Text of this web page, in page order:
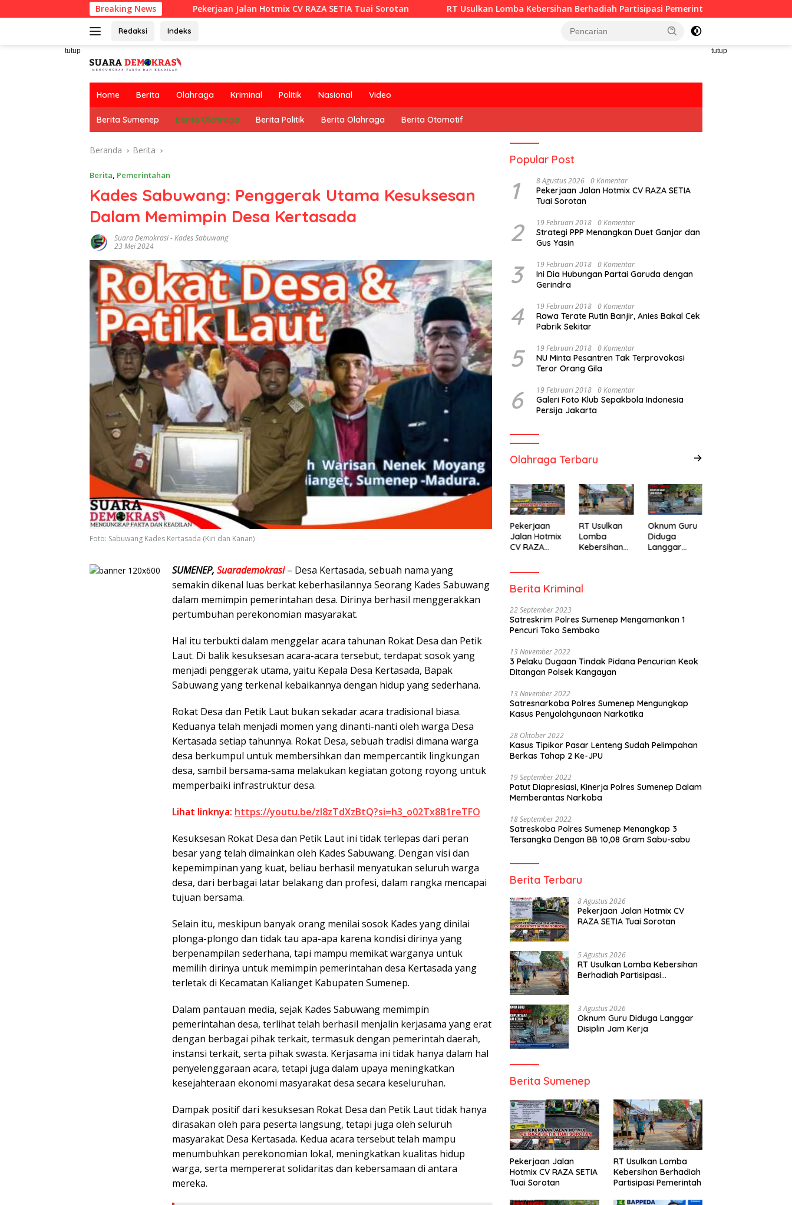
ke
Breaking News
Pekerjaan Jalan Hotmix CV RAZA SETIA Tuai Sorotan RT Usulkan Lomba Kebersihan Berhadiah Partisipasi Pemerintah Oknum Guru Diduga
Redaksi Indeks
tutup tutup
Home Berita Olahraga Kriminal Politik Nasional Video
Berita Sumenep Berita Olahraga Berita Politik Berita Olahraga Berita Otomotif
Beranda Berita
Berita, Pemerintahan
Kades Sabuwang: Penggerak Utama Kesuksesan
Dalam Memimpin Desa Kertasada
Suara Demokrasi-Kades Sabuwang
23 Mei 2024
Foto: Sabuwang Kades Kertasada (Kiri dan Kanan)
SUMENEP, Suarademokrasi– Desa Kertasada, sebuah nama yang
semakin dikenal luas berkat keberhasilannya Seorang Kades Sabuwang
dalam memimpin pemerintahan desa. Dirinya berhasil menggerakkan
pertumbuhan perekonomian masyarakat.
Hal itu terbukti dalam menggelar acara tahunan Rokat Desa dan Petik
Laut. Di balik kesuksesan acara-acara tersebut, terdapat sosok yang
menjadi penggerak utama, yaitu Kepala Desa Kertasada, Bapak
Sabuwang yang terkenal kebaikannya dengan hidup yang sederhana.
Rokat Desa dan Petik Laut bukan sekadar acara tradisional biasa.
Keduanya telah menjadi momen yang dinanti-nanti oleh warga Desa
Kertasada setiap tahunnya. Rokat Desa, sebuah tradisi dimana warga
desa berkumpul untuk membersihkan dan mempercantik lingkungan
desa, sambil bersama-sama melakukan kegiatan gotong royong untuk
memperbaiki infrastruktur desa.
Lihat linknya: https://youtu.be/zI8zTdXzBtQ?si=h3_o02Tx8B1reTFO
Kesuksesan Rokat Desa dan Petik Laut ini tidak terlepas dari peran
besar yang telah dimainkan oleh Kades Sabuwang. Dengan visi dan
kepemimpinan yang kuat, beliau berhasil menyatukan seluruh warga
desa, dari berbagai latar belakang dan profesi, dalam rangka mencapai
tujuan bersama.
Selain itu, meskipun banyak orang menilai sosok Kades yang dinilai
plonga-plongo dan tidak tau apa-apa karena kondisi dirinya yang
berpenampilan sederhana, tapi mampu memikat warganya untuk
memilih dirinya untuk memimpin pemerintahan desa Kertasada yang
terletak di Kecamatan Kalianget Kabupaten Sumenep.
Dalam pantauan media, sejak Kades Sabuwang memimpin
pemerintahan desa, terlihat telah berhasil menjalin kerjasama yang erat
dengan berbagai pihak terkait, termasuk dengan pemerintah daerah,
instansi terkait, serta pihak swasta. Kerjasama ini tidak hanya dalam hal
penyelenggaraan acara, tetapi juga dalam upaya meningkatkan
kesejahteraan ekonomi masyarakat desa secara keseluruhan.
Dampak positif dari kesuksesan Rokat Desa dan Petik Laut tidak hanya
dirasakan oleh para peserta langsung, tetapi juga oleh seluruh
masyarakat Desa Kertasada. Kedua acara tersebut telah mampu
menumbuhkan perekonomian lokal, meningkatkan kualitas hidup
warga, serta mempererat solidaritas dan kebersamaan di antara
mereka.
Popular Post
1 8 Agustus 2026 0 Komentar
Pekerjaan Jalan Hotmix CV RAZA SETIA
Tuai Sorotan
2 19 Februari 2018 0 Komentar
Strategi PPP Menangkan Duet Ganjar dan
Gus Yasin
3 19 Februari 2018 0 Komentar
Ini Dia Hubungan Partai Garuda dengan
Gerindra
4 19 Februari 2018 0 Komentar
Rawa Terate Rutin Banjir, Anies Bakal Cek
Pabrik Sekitar
5 19 Februari 2018 0 Komentar
NU Minta Pesantren Tak Terprovokasi
Teror Orang Gila
6 19 Februari 2018 0 Komentar
Galeri Foto Klub Sepakbola Indonesia
Persija Jakarta
Olahraga Terbaru
Pekerjaan
Jalan Hotmix
CV RAZA
RT Usulkan
Lomba
Kebersihan
Oknum Guru
Diduga
Langgar
Berita Kriminal
22 September 2023
Satreskrim Polres Sumenep Mengamankan 1
Pencuri Toko Sembako
13 November 2022
3 Pelaku Dugaan Tindak Pidana Pencurian Keok
Ditangan Polsek Kangayan
13 November 2022
Satresnarkoba Polres Sumenep Mengungkap
Kasus Penyalahgunaan Narkotika
28 Oktober 2022
Kasus Tipikor Pasar Lenteng Sudah Pelimpahan
Berkas Tahap 2 Ke-JPU
19 September 2022
Patut Diapresiasi, Kinerja Polres Sumenep Dalam
Memberantas Narkoba
18 September 2022
Satreskoba Polres Sumenep Menangkap 3
Tersangka Dengan BB 10,08 Gram Sabu-sabu
Berita Terbaru
8 Agustus 2026
Pekerjaan Jalan Hotmix CV
RAZA SETIA Tuai Sorotan
5 Agustus 2026
RT Usulkan Lomba Kebersihan
Berhadiah Partisipasi
3 Agustus 2026
Oknum Guru Diduga Langgar
Disiplin Jam Kerja
Berita Sumenep
Pekerjaan Jalan
Hotmix CV RAZA SETIA
Tuai Sorotan
RT Usulkan Lomba
Kebersihan Berhadiah
Partisipasi Pemerintah